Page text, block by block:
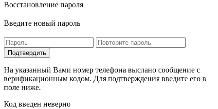
Восстановление пароля
Введите новый пароль
На указанный Вами номер телефона выслано сообщение с
верификационным кодом. Для подтверждения введите его в
поле ниже.
Код введен неверно